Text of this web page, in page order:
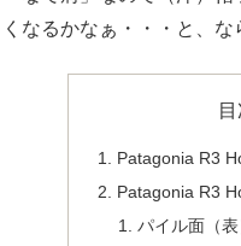
くなるかなぁ・・・と、な
Patagonia R3
Patagonia R3
パイル面（表